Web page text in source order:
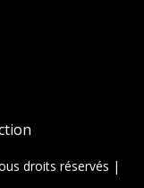
droits réservés |